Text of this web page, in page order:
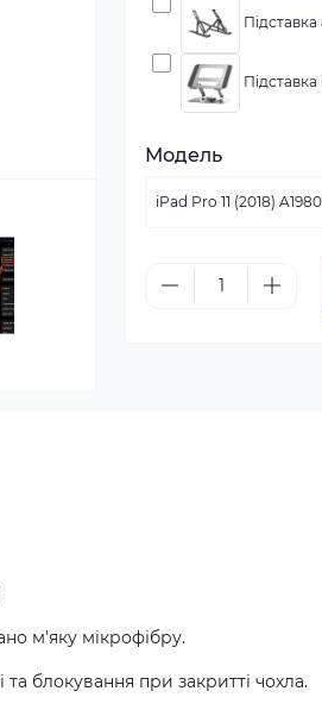
Підставка
Модель
м'яку мікрофібру.
блокування при закритті чохла.